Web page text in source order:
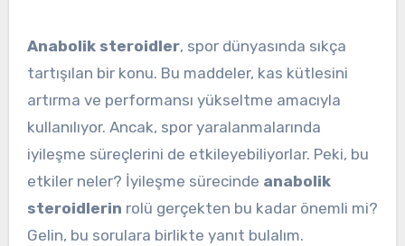
Anabolik steroidler, spor dünyasında sıkça
tartışılan bir konu. Bu maddeler, kas kütlesini
artırma ve performansı yükseltme amacıyla
kullanılıyor. Ancak, spor yaralanmalarında
iyileşme süreçlerini de etkileyebiliyorlar. Peki, bu
etkiler neler? İyileşme sürecinde anabolik
steroidlerin rolü gerçekten bu kadar önemli mi?
Gelin, bu sorulara birlikte yanıt bulalım.